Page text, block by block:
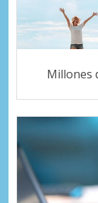
Millones